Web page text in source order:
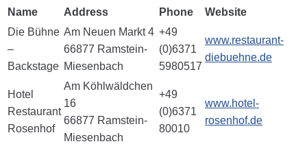
Name Address Phone
Website
Die Bühne
–
Backstage
Am Neuen Markt 4
66877 Ramstein-
Miesenbach
+49
(0)6371
5980517
www.restaurant-
diebuehne.de
Hotel
Restaurant
Rosenhof
Am Köhlwäldchen
16
66877 Ramstein-
Miesenbach
+49
(0)6371
80010
www.hotel-
rosenhof.de